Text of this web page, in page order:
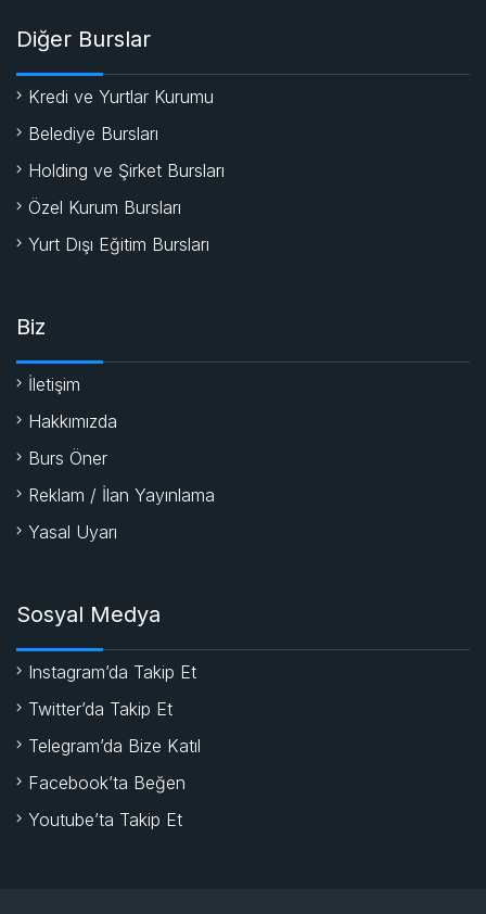
Diğer Burslar
Kredi ve Yurtlar Kurumu
Belediye Bursları
Holding ve Şirket Bursları
Özel Kurum Bursları
Yurt Dışı Eğitim Bursları
Biz
İletişim
Hakkımızda
Burs Öner
Reklam / İlan Yayınlama
Yasal Uyarı
Sosyal Medya
Instagram’da Takip Et
Twitter’da Takip Et
Telegram’da Bize Katıl
Facebook’ta Beğen
Youtube’ta Takip Et